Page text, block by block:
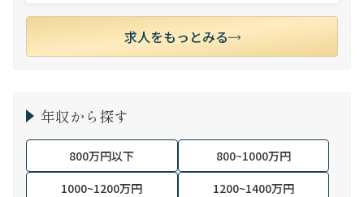
求人をもっとみる
年収から探す
800万円以下
800~1000万円
1000~1200万円
1200~1400万円